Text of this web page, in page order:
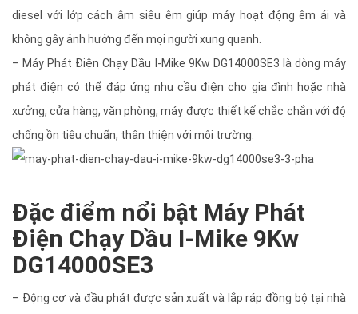
diesel với lớp cách âm siêu êm giúp máy hoạt động êm ái và
không gây ảnh hưởng đến mọi người xung quanh.
– Máy Phát Điện Chạy Dầu I-Mike 9Kw DG14000SE3 là dòng máy
phát điện có thể đáp ứng nhu cầu điện cho gia đình hoặc nhà
xưởng, cửa hàng, văn phòng, máy được thiết kế chắc chắn với độ
chống ồn tiêu chuẩn, thân thiện với môi trường.
Đặc điểm nổi bật Máy Phát
Điện Chạy Dầu I-Mike 9Kw
DG14000SE3
– Động cơ và đầu phát được sản xuất và lắp ráp đồng bộ tại nhà